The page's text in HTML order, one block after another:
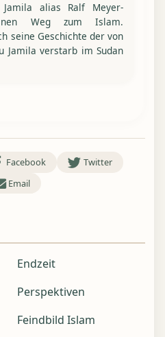
alias Ralf Meyer-
Weg zum Islam.
seine Geschichte der von
Jamila verstarb im Sudan
Facebook
Twitter
Email
Endzeit
Perspektiven
Feindbild Islam